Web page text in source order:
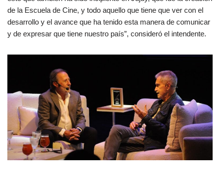
de la Escuela de Cine, y todo aquello que tiene que ver con el
desarrollo y el avance que ha tenido esta manera de comunicar
y de expresar que tiene nuestro país”, consideró el intendente.